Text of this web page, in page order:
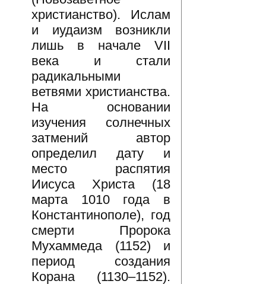
христианство). Ислам
и иудаизм возникли
лишь в начале VII
века и стали
радикальными
ветвями христианства.
На основании
изучения солнечных
затмений автор
определил дату и
место распятия
Иисуса Христа (18
марта 1010 года в
Константинополе), год
смерти Пророка
Мухаммеда (1152) и
период создания
Корана (1130–1152).